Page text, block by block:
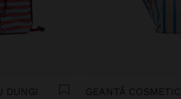
DUNGI